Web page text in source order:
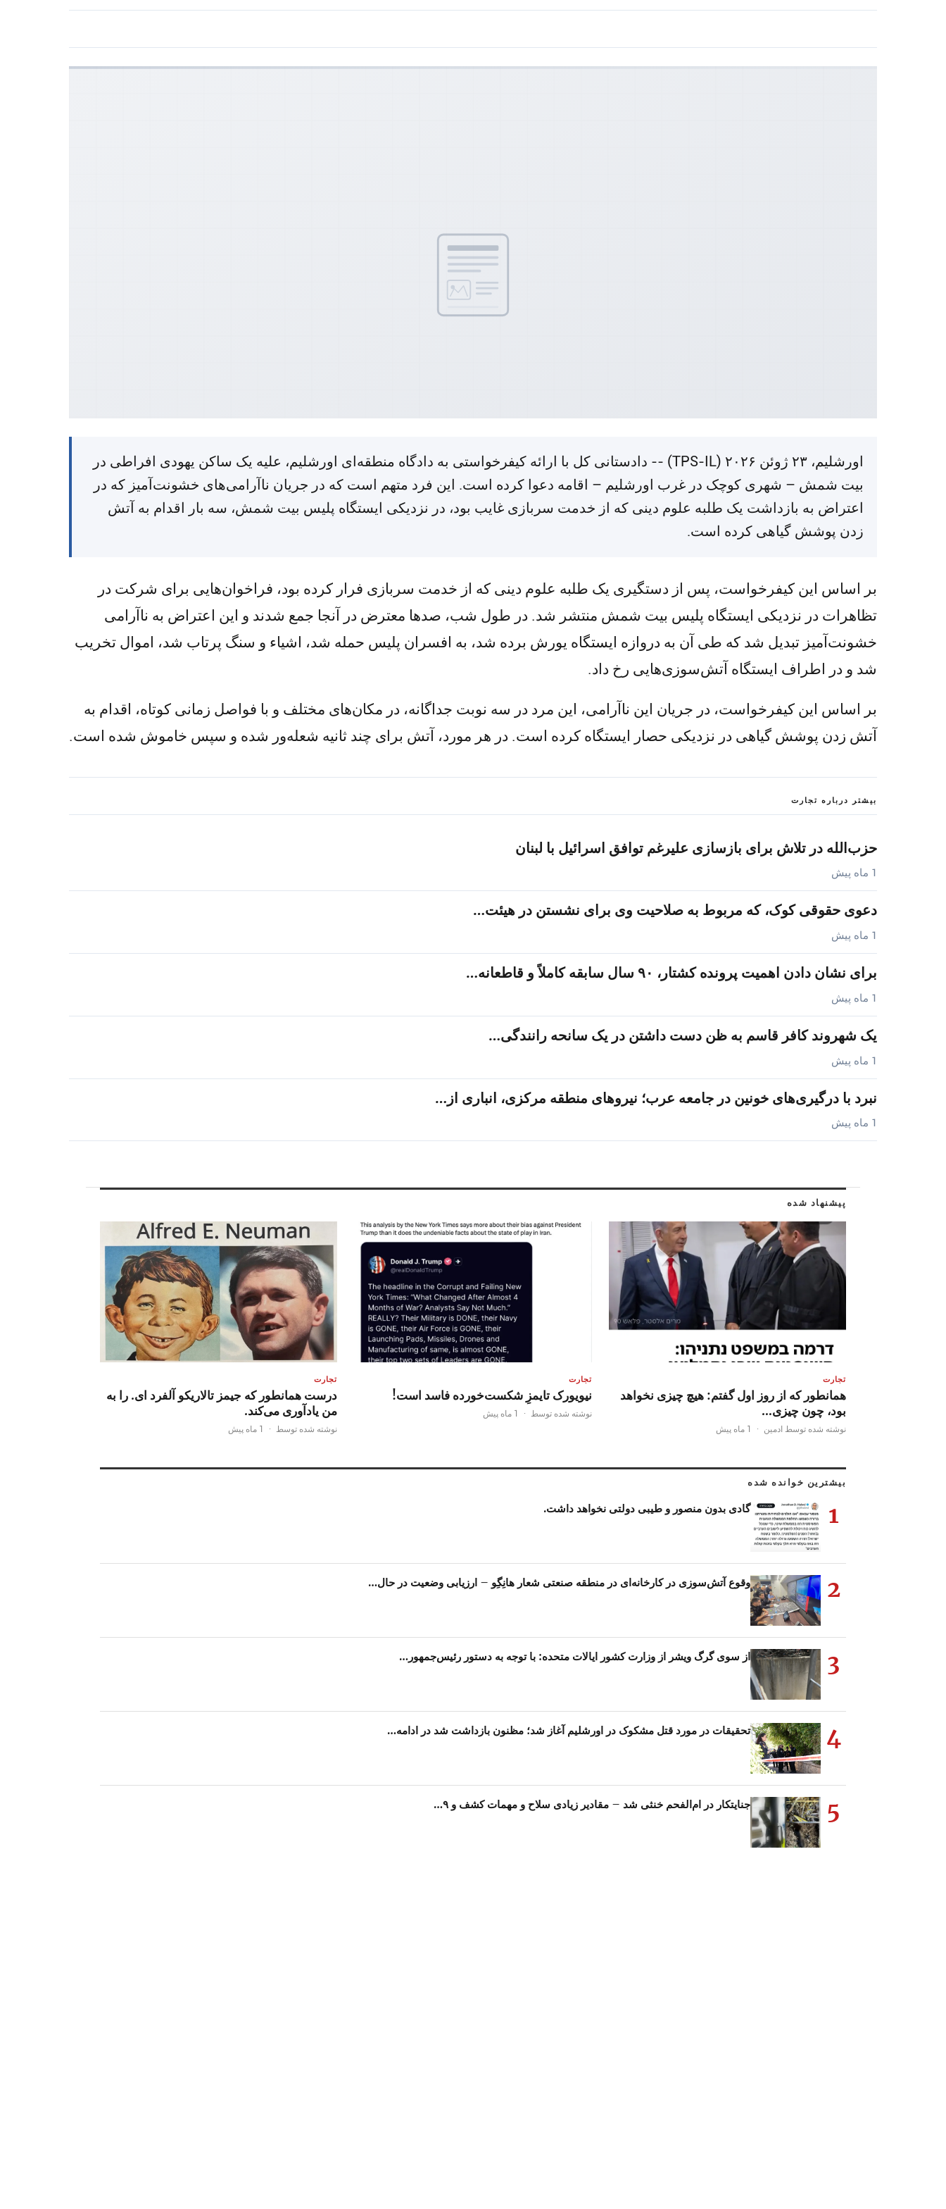
اورشلیم، ۲۳ ژوئن ۲۰۲۶ (TPS-IL) -- دادستانی کل با ارائه کیفرخواستی به دادگاه منطقه‌ای اورشلیم، علیه یک ساکن یهودی افراطی در
بیت شمش – شهری کوچک در غرب اورشلیم – اقامه دعوا کرده است. این فرد متهم است که در جریان ناآرامی‌های خشونت‌آمیز که در
اعتراض به بازداشت یک طلبه علوم دینی که از خدمت سربازی غایب بود، در نزدیکی ایستگاه پلیس بیت شمش، سه بار اقدام به آتش
زدن پوشش گیاهی کرده است.
بر اساس این کیفرخواست، پس از دستگیری یک طلبه علوم دینی که از خدمت سربازی فرار کرده بود، فراخوان‌هایی برای شرکت در
تظاهرات در نزدیکی ایستگاه پلیس بیت شمش منتشر شد. در طول شب، صدها معترض در آنجا جمع شدند و این اعتراض به ناآرامی
خشونت‌آمیز تبدیل شد که طی آن به دروازه ایستگاه یورش برده شد، به افسران پلیس حمله شد، اشیاء و سنگ پرتاب شد، اموال تخریب
شد و در اطراف ایستگاه آتش‌سوزی‌هایی رخ داد.
بر اساس این کیفرخواست، در جریان این ناآرامی، این مرد در سه نوبت جداگانه، در مکان‌های مختلف و با فواصل زمانی کوتاه، اقدام به
آتش زدن پوشش گیاهی در نزدیکی حصار ایستگاه کرده است. در هر مورد، آتش برای چند ثانیه شعله‌ور شده و سپس خاموش شده است.
بیشتر درباره تجارت
حزب‌الله در تلاش برای بازسازی علیرغم توافق اسرائیل با لبنان
1 ماه پیش
دعوی حقوقی کوک، که مربوط به صلاحیت وی برای نشستن در هیئت…
1 ماه پیش
برای نشان دادن اهمیت پرونده کشتار، ۹۰ سال سابقه کاملاً و قاطعانه…
1 ماه پیش
یک شهروند کافر قاسم به ظن دست داشتن در یک سانحه رانندگی…
1 ماه پیش
نبرد با درگیری‌های خونین در جامعه عرب؛ نیروهای منطقه مرکزی، انباری از…
1 ماه پیش
پیشنهاد شده
تجارت
همانطور که از روز اول گفتم: هیچ چیزی نخواهد
بود، چون چیزی…
نوشته شده توسط ادمین · 1 ماه پیش
تجارت
نیویورک تایمزِ شکست‌خورده فاسد است!
نوشته شده توسط · 1 ماه پیش
تجارت
درست همانطور که جیمز تالاریکو آلفرد ای. را به
من یادآوری می‌کند.
نوشته شده توسط · 1 ماه پیش
بیشترین خوانده شده
1 گادی بدون منصور و طیبی دولتی نخواهد داشت.
2 وقوع آتش‌سوزی در کارخانه‌ای در منطقه صنعتی شعار هانِگِو – ارزیابی وضعیت در حال…
3 از سوی گرگ ویشر از وزارت کشور ایالات متحده: با توجه به دستور رئیس‌جمهور…
4 تحقیقات در مورد قتل مشکوک در اورشلیم آغاز شد؛ مظنون بازداشت شد در ادامه…
5 جنایتکار در ام‌الفحم خنثی شد – مقادیر زیادی سلاح و مهمات کشف و ۹…